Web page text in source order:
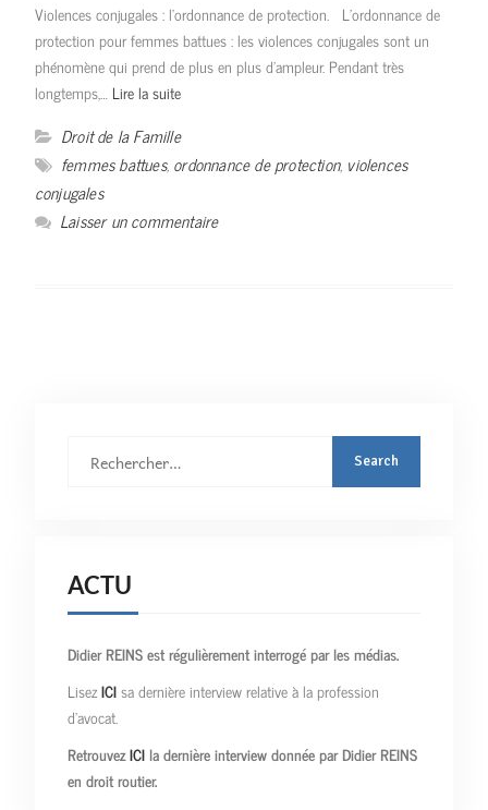
Violences conjugales : l’ordonnance de protection. L’ordonnance de
protection pour femmes battues : les violences conjugales sont un
phénomène qui prend de plus en plus d’ampleur. Pendant très
longtemps,… Lire la suite
Droit de la Famille
femmes battues, ordonnance de protection, violences
conjugales
Laisser un commentaire
ACTU
Didier REINS est régulièrement interrogé par les médias.
LisezICIsa dernière interview relative à la profession
d’avocat.
RetrouvezICIla dernière interview donnée par Didier REINS
en droit routier.